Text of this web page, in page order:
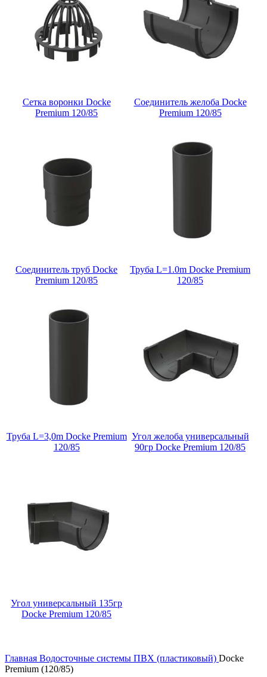
Сетка воронки Docke
Premium 120/85
Соединитель желоба Docke
Premium 120/85
Соединитель труб Docke
Premium 120/85
Труба L=1.0m Docke Premium
120/85
Труба L=3,0m Docke Premium
120/85
Угол желоба универсальный
90гр Docke Premium 120/85
Угол универсальный 135гр
Docke Premium 120/85
Главная Водосточные системы ПВХ (пластиковый) Docke
Premium (120/85)